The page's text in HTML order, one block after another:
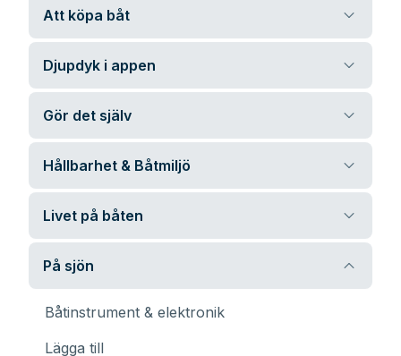
Att köpa båt
Djupdyk i appen
Gör det själv
Hållbarhet & Båtmiljö
Livet på båten
På sjön
Båtinstrument & elektronik
Lägga till